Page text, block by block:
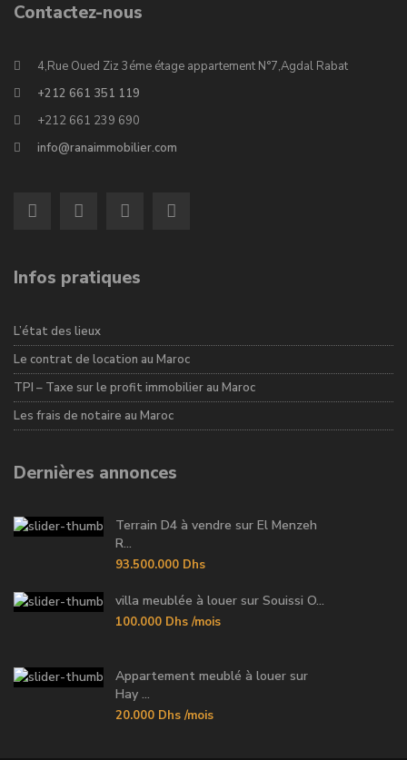
Contactez-nous
4,Rue Oued Ziz 3éme étage appartement N°7,Agdal Rabat
+212 661 351 119
+212 661 239 690
info@ranaimmobilier.com
Infos pratiques
L’état des lieux
Le contrat de location au Maroc
TPI – Taxe sur le profit immobilier au Maroc
Les frais de notaire au Maroc
Dernières annonces
Terrain D4 à vendre sur El Menzeh
R...
93.500.000 Dhs
villa meublée à louer sur Souissi O...
100.000 Dhs /mois
Appartement meublé à louer sur
Hay ...
20.000 Dhs /mois